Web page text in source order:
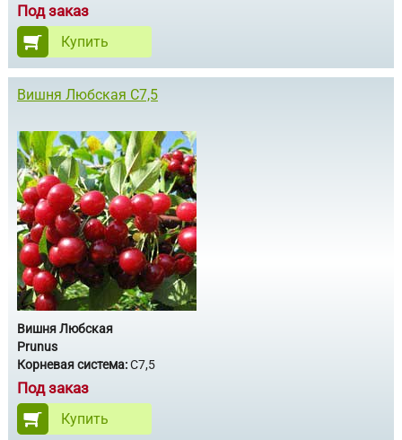
Под заказ
Купить
Вишня Любская С7,5
Вишня Любская
Prunus
Корневая система:С7,5
Под заказ
Купить